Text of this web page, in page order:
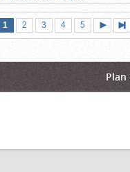
PremièrePage
Page
1 (page
actuelle)
Page
2 Page
3 Page
4 Page
5